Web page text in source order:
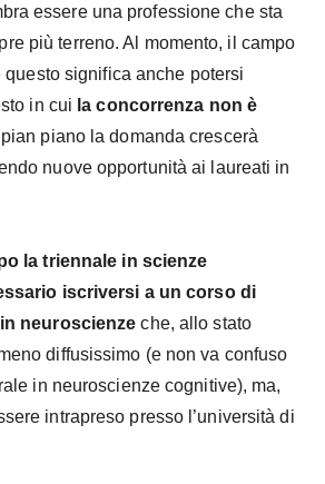
essere una professione che sta
più terreno. Al momento, il campo
questo significa anche potersi
in cui la concorrenza non è
piano la domanda crescerà
nuove opportunità ai laureati in
la triennale in scienze
iscriversi a un corso di
neuroscienze che, allo stato
diffusissimo (e non va confuso
in neuroscienze cognitive), ma,
intrapreso presso l’università di